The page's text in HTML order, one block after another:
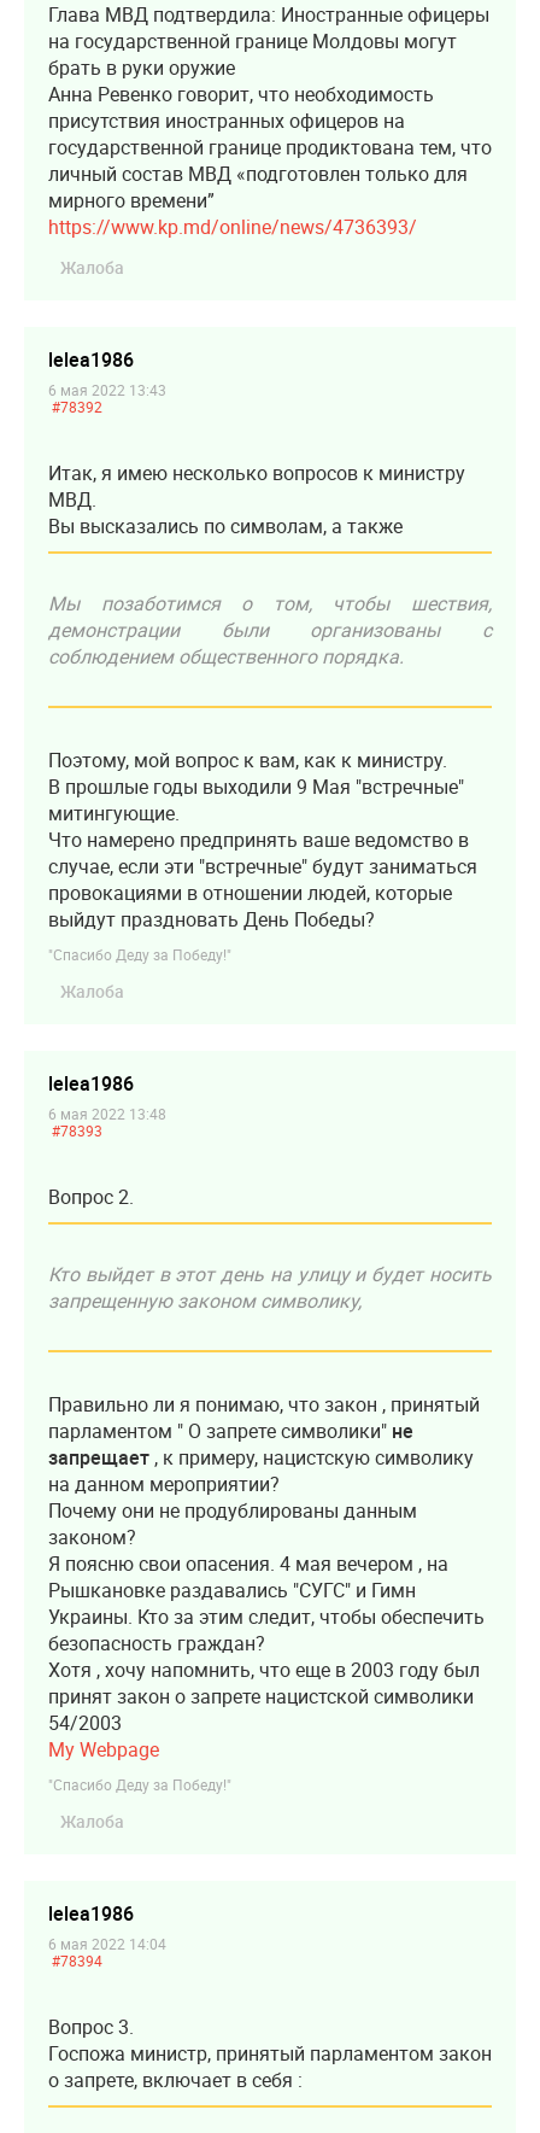
Глава МВД подтвердила: Иностранные офицеры
на государственной границе Молдовы могут
брать в руки оружие
Анна Ревенко говорит, что необходимость
присутствия иностранных офицеров на
государственной границе продиктована тем, что
личный состав МВД «подготовлен только для
мирного времени”
https://www.kp.md/online/news/4736393/
Жалоба
lelea1986
6 мая 2022 13:43
#78392
Итак, я имею несколько вопросов к министру
МВД.
Вы высказались по символам, а также
Мы позаботимся о том, чтобы шествия,
демонстрации были организованы с
соблюдением общественного порядка.
Поэтому, мой вопрос к вам, как к министру.
В прошлые годы выходили 9 Мая "встречные"
митингующие.
Что намерено предпринять ваше ведомство в
случае, если эти "встречные" будут заниматься
провокациями в отношении людей, которые
выйдут праздновать День Победы?
"Спасибо Деду за Победу!"
Жалоба
lelea1986
6 мая 2022 13:48
#78393
Вопрос 2.
Кто выйдет в этот день на улицу и будет носить
запрещенную законом символику,
Правильно ли я понимаю, что закон , принятый
парламентом " О запрете символики" не
запрещает , к примеру, нацистскую символику
на данном мероприятии?
Почему они не продублированы данным
законом?
Я поясню свои опасения. 4 мая вечером , на
Рышкановке раздавались "СУГС" и Гимн
Украины. Кто за этим следит, чтобы обеспечить
безопасность граждан?
Хотя , хочу напомнить, что еще в 2003 году был
принят закон о запрете нацистской символики
54/2003
My Webpage
"Спасибо Деду за Победу!"
Жалоба
lelea1986
6 мая 2022 14:04
#78394
Вопрос 3.
Госпожа министр, принятый парламентом закон
о запрете, включает в себя :